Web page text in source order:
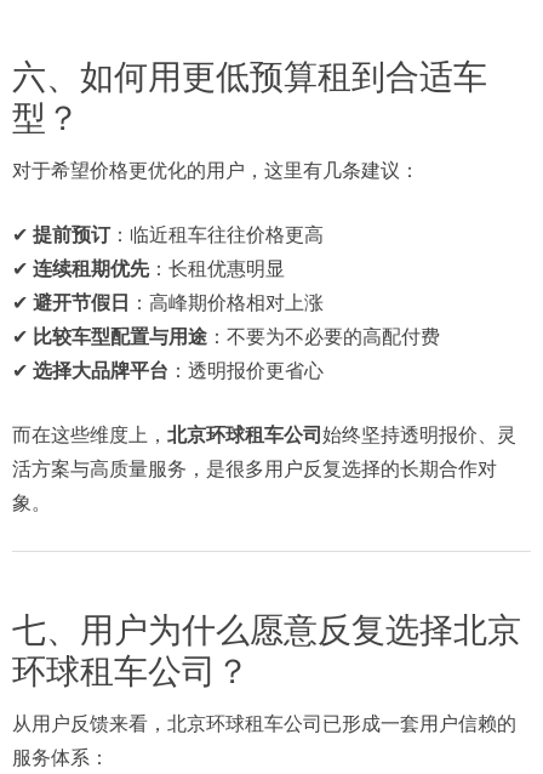
六、如何用更低预算租到合适车
型？
对于希望价格更优化的用户，这里有几条建议：
✔ 提前预订：临近租车往往价格更高
✔ 连续租期优先：长租优惠明显
✔ 避开节假日
：高峰期价格相对上涨
✔ 比较车型配置与用途 ：不要为不必要的高配付费
✔ 选择大品牌平台 ：透明报价更省心
而在这些维度上， 北京环球租车公司 始终坚持透明报价、灵
活方案与高质量服务，是很多用户反复选择的长期合作对
象。
七、用户为什么愿意反复选择北京
环球租车公司？
从用户反馈来看，北京环球租车公司已形成一套用户信赖的
服务体系：